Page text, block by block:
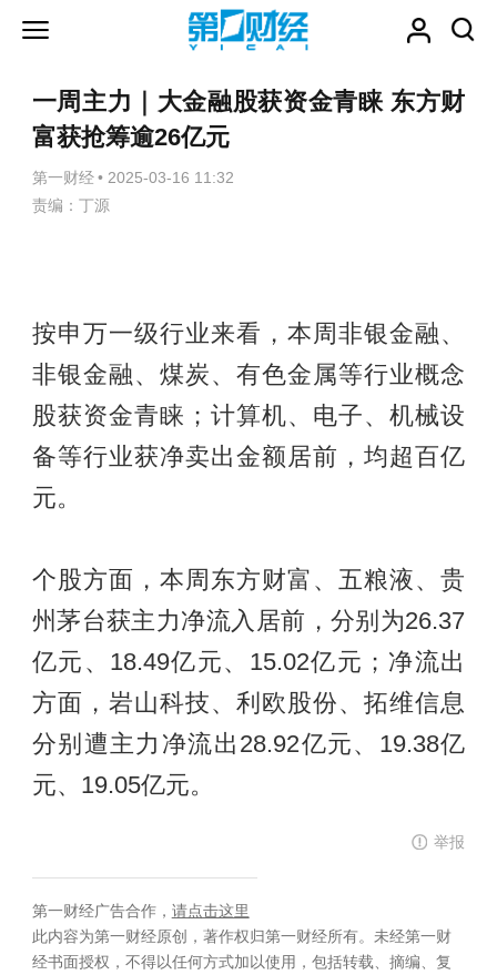
一周主力｜大金融股获资金青睐 东方财
富获抢筹逾26亿元
第一财经 • 2025-03-16 11:32
责编：丁源
按申万一级行业来看，本周非银金融、
非银金融、煤炭、有色金属等行业概念
股获资金青睐；计算机、电子、机械设
备等行业获净卖出金额居前，均超百亿
元。
个股方面，本周东方财富、五粮液、贵
州茅台获主力净流入居前，分别为26.37
亿元、18.49亿元、15.02亿元；净流出
方面，岩山科技、利欧股份、拓维信息
分别遭主力净流出28.92亿元、19.38亿
元、19.05亿元。
举报
第一财经广告合作， 请点击这里
此内容为第一财经原创，著作权归第一财经所有。未经第一财
经书面授权，不得以任何方式加以使用，包括转载、摘编、复